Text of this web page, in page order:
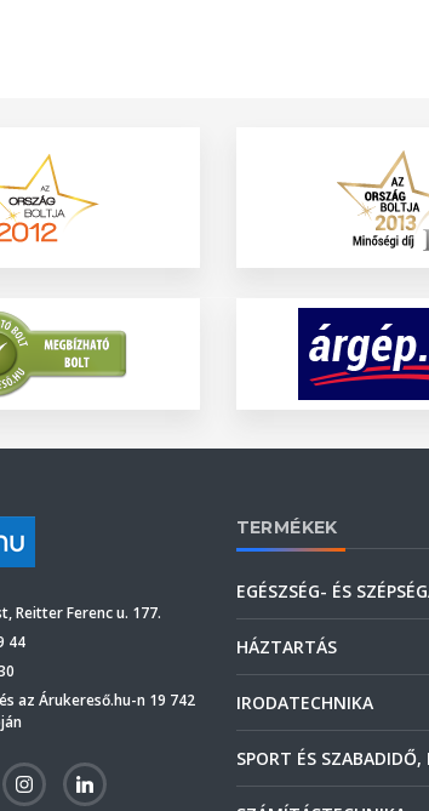
Reitter Ferenc u. 177.
44
az Árukereső.hu-n 19 742
TERMÉKEK
EGÉSZSÉG- ÉS
HÁZTARTÁS
IRODATECHNIKA
SPORT ÉS SZABADIDŐ,